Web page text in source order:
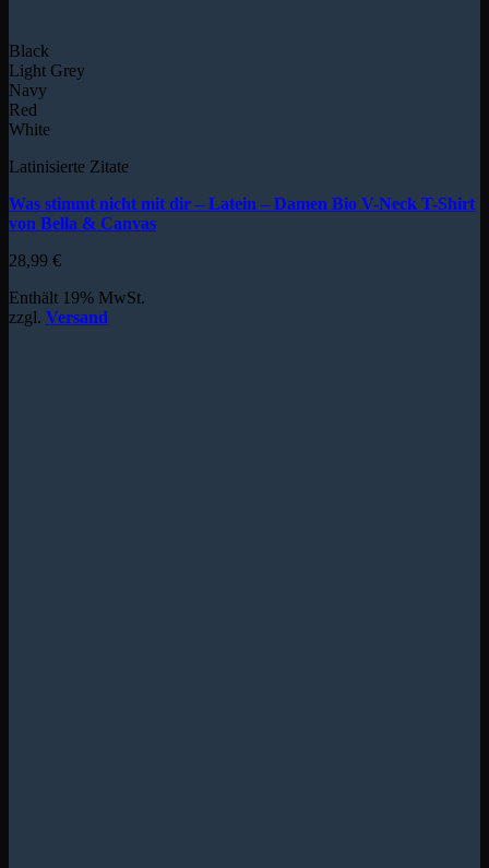
Black
Light Grey
Navy
Red
White
Latinisierte Zitate
Was stimmt nicht mit dir – Latein – Damen Bio V-Neck T-Shirt
von Bella & Canvas
28,99 €
Enthält 19% MwSt.
zzgl. Versand